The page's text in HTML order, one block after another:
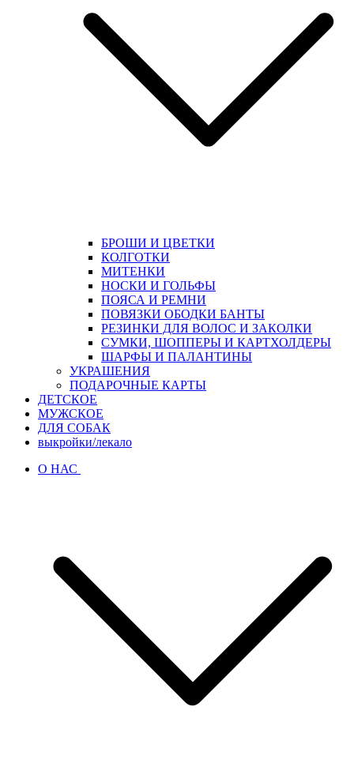
БРОШИ И ЦВЕТКИ
КОЛГОТКИ
МИТЕНКИ
НОСКИ И ГОЛЬФЫ
ПОЯСА И РЕМНИ
ПОВЯЗКИ ОБОДКИ БАНТЫ
РЕЗИНКИ ДЛЯ ВОЛОС И ЗАКОЛКИ
СУМКИ, ШОППЕРЫ И КАРТХОЛДЕРЫ
ШАРФЫ И ПАЛАНТИНЫ
УКРАШЕНИЯ
ПОДАРОЧНЫЕ КАРТЫ
ДЕТСКОЕ
МУЖСКОЕ
ДЛЯ СОБАК
выкройки/лекало
О НАС